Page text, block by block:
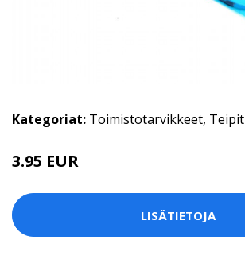
Kategoriat: Toimistotarvikkeet, Teipit
3.95 EUR
LISÄTIETOJA